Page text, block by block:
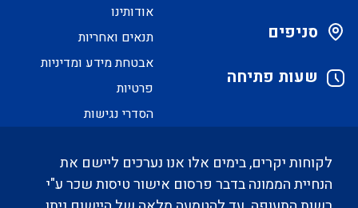
סניפים
שעות פתיחה
אודותינו
תנאים ואחריות
אבטחת מידע ומדיניות
פרטיות
הסדרי נגישות
לקוחות יקרים, בימים אלו אנו נערכים ליישם את
הנחיית הממונה בדבר פרסום אישור טיסות שכר ע"י